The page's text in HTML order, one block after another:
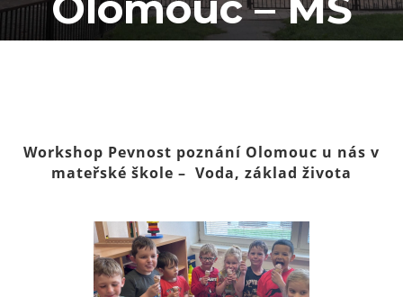
Workshop Pevnost poznání Olomouc u nás v
mateřské škole – Voda, základ života